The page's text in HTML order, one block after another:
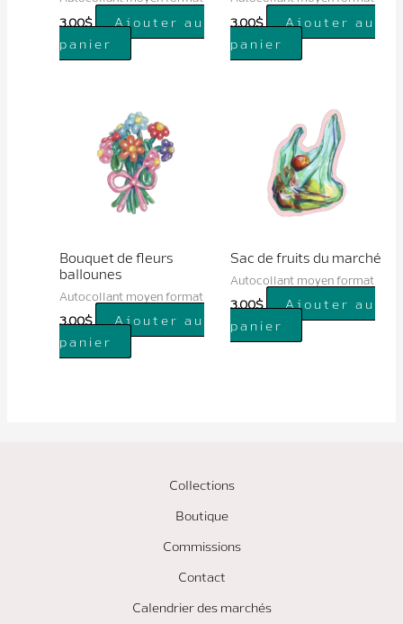
3.00$
Ajouter au
panier
3.00$
Ajouter au
panier
Bouquet de fleurs
ballounes
Autocollant moyen format
3.00$
Ajouter au
panier
Sac de fruits du marché
Autocollant moyen format
3.00$
Ajouter au
panier
Collections
Boutique
Commissions
Contact
Calendrier des marchés